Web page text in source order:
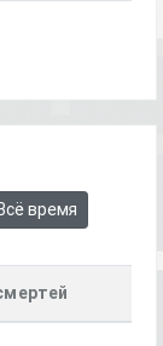
Всё время